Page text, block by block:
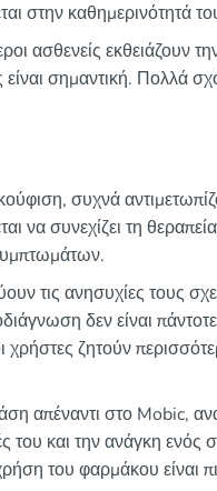
στην καθημερινότητά
ασθενείς εκθειάζουν
σημαντική. Πολλά
συχνά
να συνεχίζει τη
τις ανησυχίες τους
δεν είναι
χρήστες ζητούν
απέναντι στο Mobic,
του και την ανάγκη
του φαρμάκου είναι